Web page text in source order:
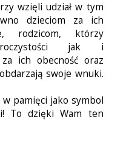
wzięli udział w tym
dzieciom za ich
rodzicom, którzy
jak i
ich obecność oraz
swoje wnuki.
pamięci jako symbol
To dzięki Wam ten